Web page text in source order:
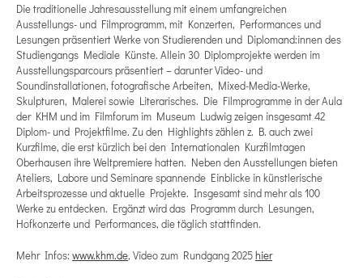
Die traditionelle Jahresausstellung mit einem umfangreichen
Ausstellungs- und Filmprogramm, mit Konzerten, Performances und
Lesungen präsentiert Werke von Studierenden und Diplomand:innen des
Studiengangs Mediale Künste. Allein 30 Diplomprojekte werden im
Ausstellungsparcours präsentiert – darunter Video- und
Soundinstallationen, fotografische Arbeiten, Mixed-Media-Werke,
Skulpturen, Malerei sowie Literarisches. Die Filmprogramme in der Aula
der KHM und im Filmforum im Museum Ludwig zeigen insgesamt 42
Diplom- und Projektfilme. Zu den Highlights zählen z. B. auch zwei
Kurzfilme, die erst kürzlich bei den Internationalen Kurzfilmtagen
Oberhausen ihre Weltpremiere hatten. Neben den Ausstellungen bieten
Ateliers, Labore und Seminare spannende Einblicke in künstlerische
Arbeitsprozesse und aktuelle Projekte. Insgesamt sind mehr als 100
Werke zu entdecken. Ergänzt wird das Programm durch Lesungen,
Hofkonzerte und Performances, die täglich stattfinden.
Mehr Infos: www.khm.de, Video zum Rundgang 2025hier